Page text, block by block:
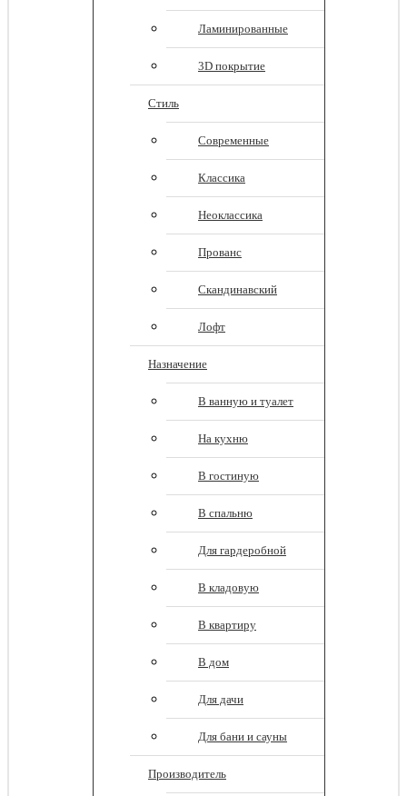
Ламинированные
3D покрытие
Стиль
Современные
Классика
Неоклассика
Прованс
Скандинавский
Лофт
Назначение
В ванную и туалет
На кухню
В гостиную
В спальню
Для гардеробной
В кладовую
В квартиру
В дом
Для дачи
Для бани и сауны
Производитель